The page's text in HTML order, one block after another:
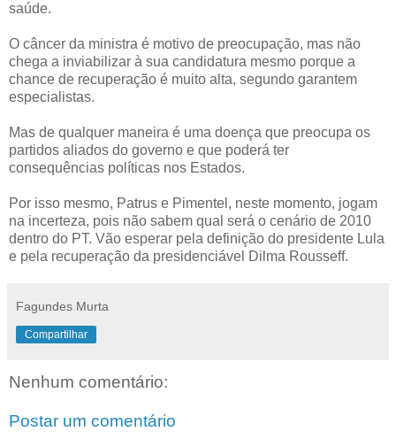
saúde.
O câncer da ministra é motivo de preocupação, mas não
chega a inviabilizar à sua candidatura mesmo porque a
chance de recuperação é muito alta, segundo garantem
especialistas.
Mas de qualquer maneira é uma doença que preocupa os
partidos aliados do governo e que poderá ter
consequências políticas nos Estados.
Por isso mesmo, Patrus e Pimentel, neste momento, jogam
na incerteza, pois não sabem qual será o cenário de 2010
dentro do PT. Vão esperar pela definição do presidente Lula
e pela recuperação da presidenciável Dilma Rousseff.
Fagundes Murta
Compartilhar
Nenhum comentário:
Postar um comentário